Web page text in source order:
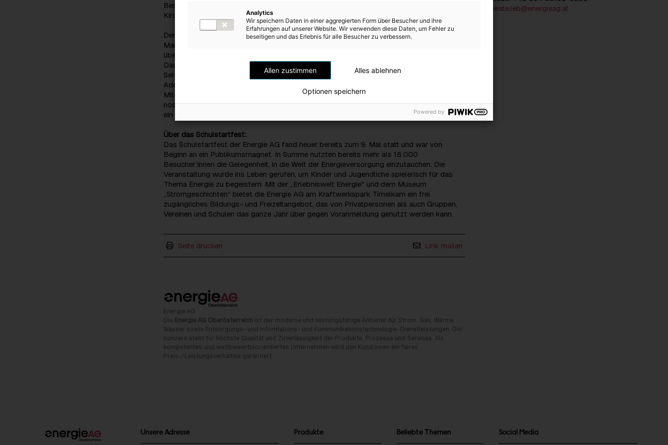
Besucher zu unserem Schulstartfest gekommen sind“, so Energie AG-CTO Alexander
Kirchner.
Der historische Kraftwerkspark in Timelkam verwandelte sich am Samstag bereits zum 9.
Mal in eine Erlebniszone für Groß und Klein – von der Zaubershow, dem Kinderschminken,
über verschiedenste Fun-E-Mobile bis hin zu den Besichtigungen des Energiemuseums.
Das Highlight des Nachmittags war der Auftritt des Musikacts Alexander Eder & Band.
Selfies und Autogramme der LASK-Spieler Moses Usor, Samuel Adeniran und Adetunji
Adeshina standen genauso am Programm wie Autogrammstunden mit Sportfamilien-
Mitglied Bettina Plank (Karate) und TikTok-Queen Anna Strigl. Die kostenlosen und
nostalgischen Dampflokfahrten zwischen dem Kraftwerk und Ampflwang waren für alle
ein besonderes Erlebnis.
Über das Schulstartfest:
Das Schulstartfest der Energie AG fand heuer bereits zum 9. Mal statt und war von
Beginn an ein Publikumsmagnet. In Summe nutzten bereits mehr als 18.000
Besucher:innen die Gelegenheit, in die Welt der Energieversorgung einzutauchen. Die
Veranstaltung wurde ins Leben gerufen, um Kinder und Jugendliche spielerisch für das
Thema Energie zu begeistern. Mit der „Erlebniswelt Energie" und dem Museum
„Stromgeschichten“ bietet die Energie AG am Kraftwerkspark Timelkam ein frei
zugängliches Bildungs- und Freizeitangebot, das von Privatpersonen als auch Gruppen,
Vereinen und Schulen das ganze Jahr über gegen Voranmeldung genutzt werden kann.
Seite drucken Link mailen
Energie AG
Die Energie AG Oberösterreich ist der moderne und leistungsfähige Anbieter für Strom, Gas, Wärme,
Wasser sowie Entsorgungs- und Informations- und Kommunikationstechnologie-Dienstleistungen. Der
Konzern steht für höchste Qualität und Zuverlässigkeit der Produkte, Prozesse und Services. Als
kompetentes und wettbewerbsorientiertes Unternehmen wird den Kund:innen ein faires
Preis-/Leistungsverhältnis garantiert.
beate.leb@energieag.at
Unsere Adresse Produkte Beliebte Themen Social Media
Analytics
Wir speichern Daten in einer aggregierten Form über Besucher und ihre
Erfahrungen auf unserer Website. Wir verwenden diese Daten, um Fehler zu
beseitigen und das Erlebnis für alle Besucher zu verbessern.
Allen zustimmen Alles ablehnen
Optionen speichern
Powered by